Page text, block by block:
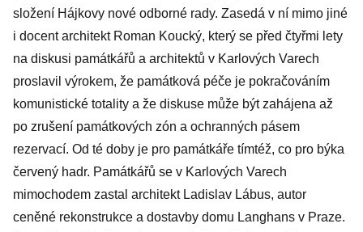
složení Hájkovy nové odborné rady. Zasedá v ní mimo jiné
i docent architekt Roman Koucký, který se před čtyřmi lety
na diskusi památkářů a architektů v Karlových Varech
proslavil výrokem, že památková péče je pokračováním
komunistické totality a že diskuse může být zahájena až
po zrušení památkových zón a ochranných pásem
rezervací. Od té doby je pro památkáře tímtéž, co pro býka
červený hadr. Památkářů se v Karlových Varech
mimochodem zastal architekt Ladislav Lábus, autor
ceněné rekonstrukce a dostavby domu Langhans v Praze.